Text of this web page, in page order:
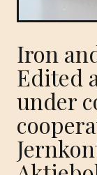
Iron
Edited
under